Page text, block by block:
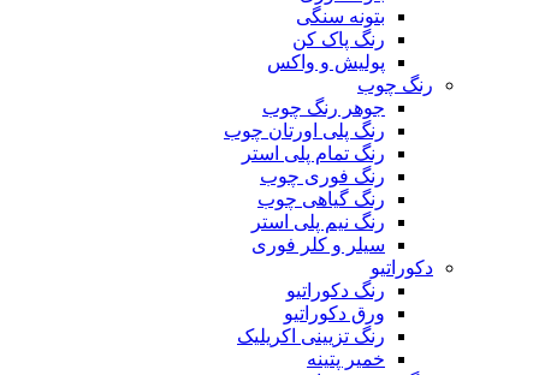
بتونه سنگی
رنگ پاک کن
پولیش و واکس
رنگ چوب
جوهر رنگ چوب
رنگ پلی اورتان چوب
رنگ تمام پلی استر
رنگ فوری چوب
رنگ گیاهی چوب
رنگ نیم پلی استر
سیلر و کلر فوری
دکوراتیو
رنگ دکوراتیو
ورق دکوراتیو
رنگ تزیینی اکریلیک
خمیر پتینه